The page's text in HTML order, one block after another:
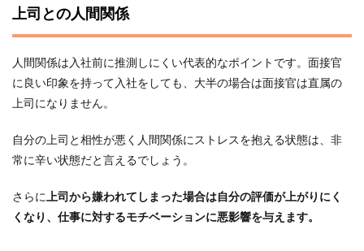
上司との人間関係
人間関係は入社前に推測しにくい代表的なポイントです。面接官
に良い印象を持って入社をしても、大半の場合は面接官は直属の
上司になりません。
自分の上司と相性が悪く人間関係にストレスを抱える状態は、非
常に辛い状態だと言えるでしょう。
さらに上司から嫌われてしまった場合は自分の評価が上がりにく
くなり、仕事に対するモチベーションに悪影響を与えます。